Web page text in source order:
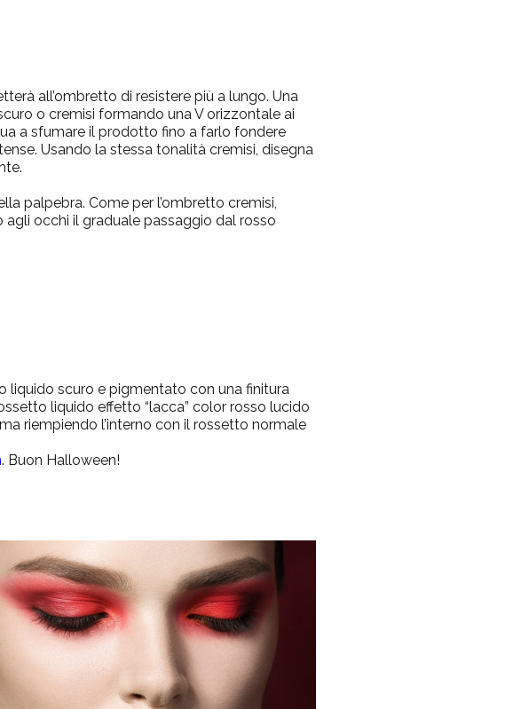
all’ombretto di resistere più a lungo. Una
o cremisi formando una V orizzontale ai
a sfumare il prodotto fino a farlo fondere
Usando la stessa tonalità cremisi, disegna
palpebra. Come per l’ombretto cremisi,
occhi il graduale passaggio dal rosso
liquido scuro e pigmentato con una finitura
liquido effetto “lacca” color rosso lucido
riempiendo l’interno con il rossetto normale
. Buon Halloween!